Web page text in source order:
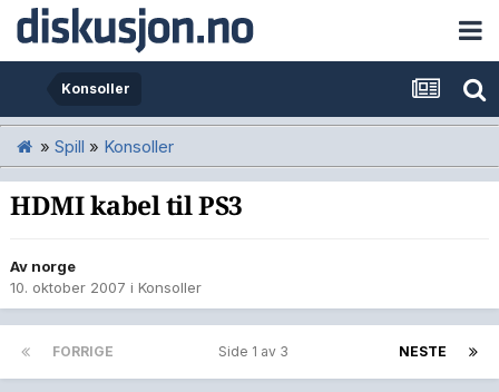
Konsoller
» Spill » Konsoller
HDMI kabel til PS3
Av norge
10. oktober 2007 i Konsoller
FORRIGE NESTE
Side 1 av 3